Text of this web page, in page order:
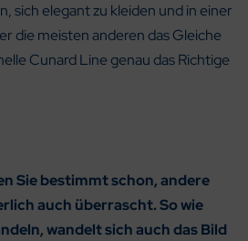
sich elegant zu kleiden und in einer
die meisten anderen das Gleiche
Cunard Line genau das Richtige
Sie bestimmt schon, andere
auch überrascht. So wie
wandelt sich auch das Bild